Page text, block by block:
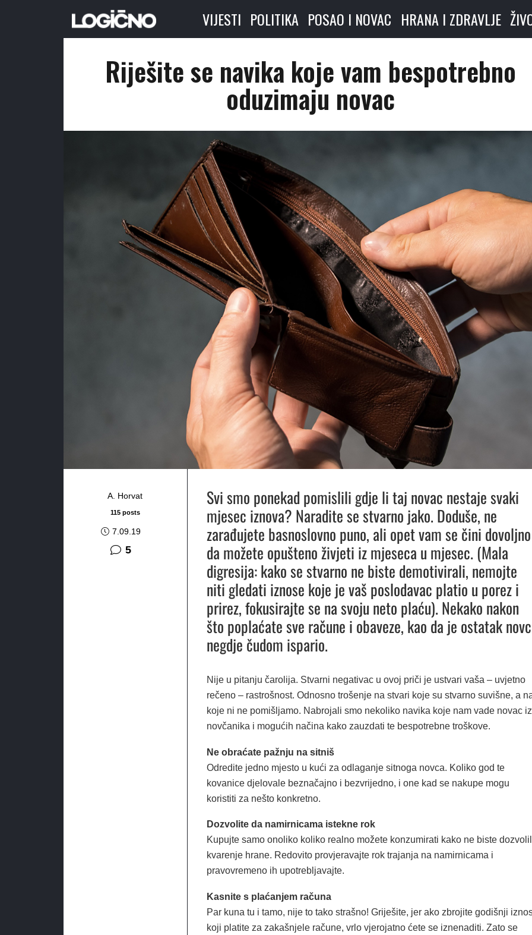
VIJESTI POLITIKA POSAO I NOVAC HRANA I ZDRAVLJE
Riješite se navika koje vam bespotrebno
oduzimaju novac
A. Horvat
115 posts
7.09.19
5komentara
Svi smo ponekad pomislili gdje li taj novac nestaje svaki
mjesec iznova? Naradite se stvarno jako. Doduše, ne
zarađujete basnoslovno puno, ali opet vam se čini dovoljno
da možete opušteno živjeti iz mjeseca u mjesec. (Mala
digresija: kako se stvarno ne biste demotivirali, nemojte
niti gledati iznose koje je vaš poslodavac platio u porez i
prirez, fokusirajte se na svoju neto plaću). Nekako nakon
što poplaćate sve račune i obaveze, kao da je ostatak
negdje čudom ispario.
Nije u pitanju čarolija. Stvarni negativac u ovoj priči je ustvari vaša – uvjetno
rečeno – rastrošnost. Odnosno trošenje na stvari koje su stvarno suvišne, a
koje ni ne pomišljamo. Nabrojali smo nekoliko navika koje nam vade novac iz
novčanika i mogućih načina kako zauzdati te bespotrebne troškove.
Ne obraćate pažnju na sitniš
Odredite jedno mjesto u kući za odlaganje sitnoga novca. Koliko god te
kovanice djelovale beznačajno i bezvrijedno, i one kad se nakupe mogu
koristiti za nešto konkretno.
Dozvolite da namirnicama istekne rok
Kupujte samo onoliko koliko realno možete konzumirati kako ne biste
kvarenje hrane. Redovito provjeravajte rok trajanja na namirnicama i
pravovremeno ih upotrebljavajte.
Kasnite s plaćanjem računa
Par kuna tu i tamo, nije to tako strašno! Griješite, jer ako zbrojite godišnji
koji platite za zakašnjele račune, vrlo vjerojatno ćete se iznenaditi. Zato se